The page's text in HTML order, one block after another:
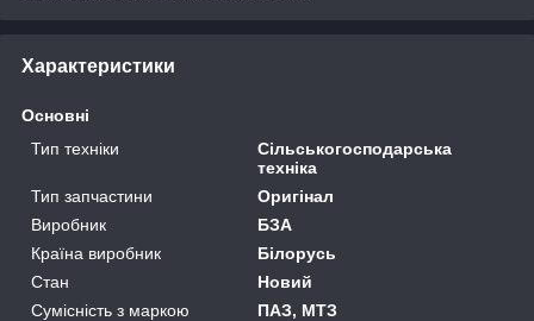
Характеристики
Основні
Тип техніки
Сільськогосподарська
техніка
Тип запчастини
Оригінал
Виробник
БЗА
Країна виробник
Білорусь
Стан
Новий
Сумісність з маркою
ПАЗ, МТЗ